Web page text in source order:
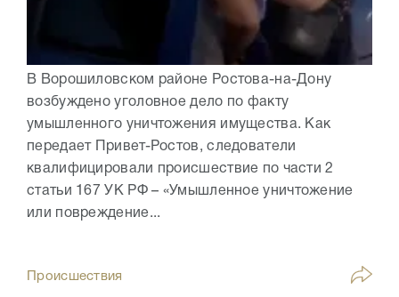
В Ворошиловском районе Ростова-на-Дону
возбуждено уголовное дело по факту
умышленного уничтожения имущества. Как
передает Привет-Ростов, следователи
квалифицировали происшествие по части 2
статьи 167 УК РФ – «Умышленное уничтожение
или повреждение...
Происшествия